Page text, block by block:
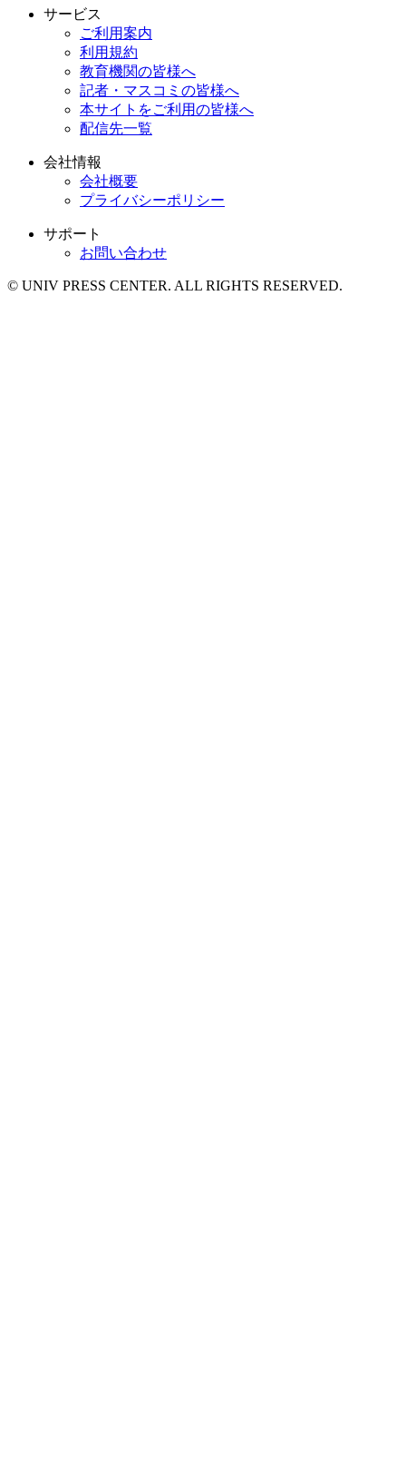
サービス
ご利用案内
利用規約
教育機関の皆様へ
記者・マスコミの皆様へ
本サイトをご利用の皆様へ
配信先一覧
会社情報
会社概要
プライバシーポリシー
サポート
お問い合わせ
© UNIV PRESS CENTER. ALL RIGHTS RESERVED.